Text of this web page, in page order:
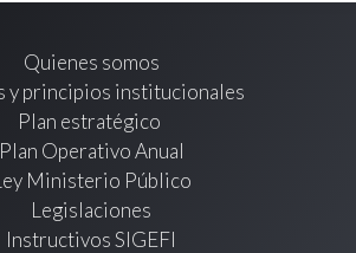
Quienes somos
y principios institucionales
Plan estratégico
Plan Operativo Anual
Ministerio Público
Legislaciones
Instructivos SIGEFI